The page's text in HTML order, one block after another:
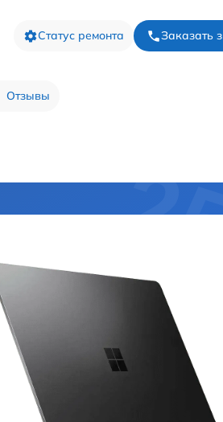
Статус ремонта Заказать
Отзывы